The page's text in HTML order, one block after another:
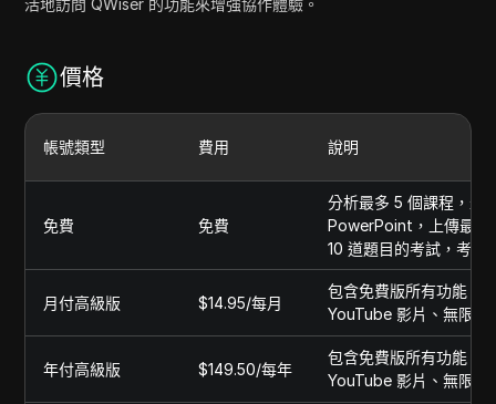
活地訪問 QWiser 的功能來增強協作體驗。
價格
帳號類型 費用 說明
免費 免費
分析最多 5 個課程，最
PowerPoint，上傳最多
10 道題目的考試，考試
月付高級版 $14.95/每月
包含免費版所有功能，
YouTube 影片、無限制
年付高級版 $149.50/每年
包含免費版所有功能，
YouTube 影片、無限制